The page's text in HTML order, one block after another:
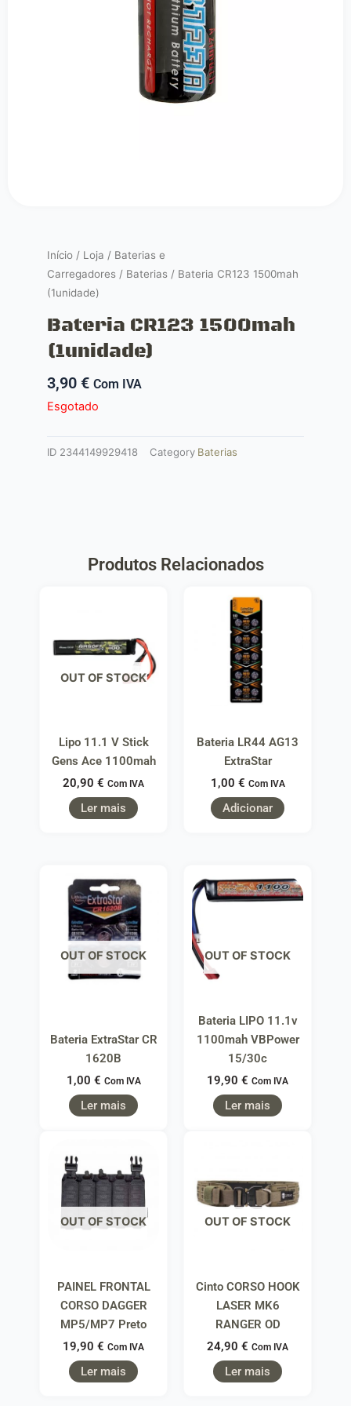
Início / Loja / Baterias e
Carregadores / Baterias / Bateria CR123 1500mah
(1unidade)
Bateria CR123 1500mah
(1unidade)
3,90 € Com IVA
Esgotado
ID 2344149929418 Category Baterias
Produtos Relacionados
OUT OF STOCK
Lipo 11.1 V Stick
Gens Ace 1100mah
20,90 € Com IVA
Ler mais
Bateria LR44 AG13
ExtraStar
1,00 € Com IVA
Adicionar
OUT OF STOCK
Bateria ExtraStar CR
1620B
1,00 € Com IVA
Ler mais
OUT OF STOCK
Bateria LIPO 11.1v
1100mah VBPower
15/30c
19,90 € Com IVA
Ler mais
OUT OF STOCK
PAINEL FRONTAL
CORSO DAGGER
MP5/MP7 Preto
19,90 € Com IVA
Ler mais
OUT OF STOCK
Cinto CORSO HOOK
LASER MK6
RANGER OD
24,90 € Com IVA
Ler mais